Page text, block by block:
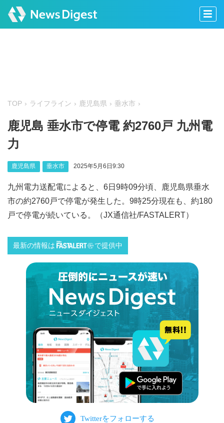
TOP ライフライン 鹿児島県 垂水市
鹿児島 垂水市で停電 約2760戸 九州電
力
鹿児島県 垂水市 2025年5月6日9:30
九州電力送配電によると、6日9時09分頃、鹿児島県垂水
市の約2760戸で停電が発生した。9時25分現在も、約180
戸で停電が続いている。（JX通信社/FASTALERT）
最新の情報は で提供中